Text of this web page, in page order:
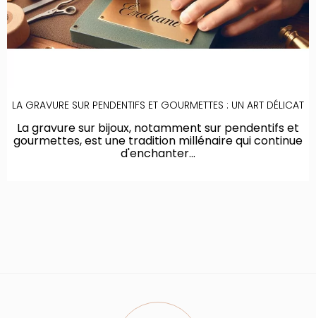
LA GRAVURE SUR PENDENTIFS ET GOURMETTES : UN ART DÉLICAT
La gravure sur bijoux, notamment sur pendentifs et
gourmettes, est une tradition millénaire qui continue
d'enchanter...